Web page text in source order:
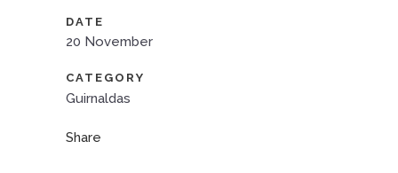
DATE
20 November
CATEGORY
Guirnaldas
Share